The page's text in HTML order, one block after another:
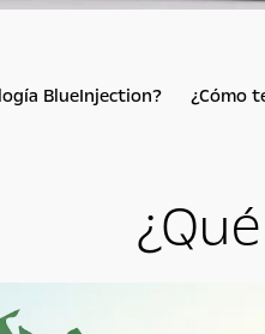
BlueInjection? ¿Cómo